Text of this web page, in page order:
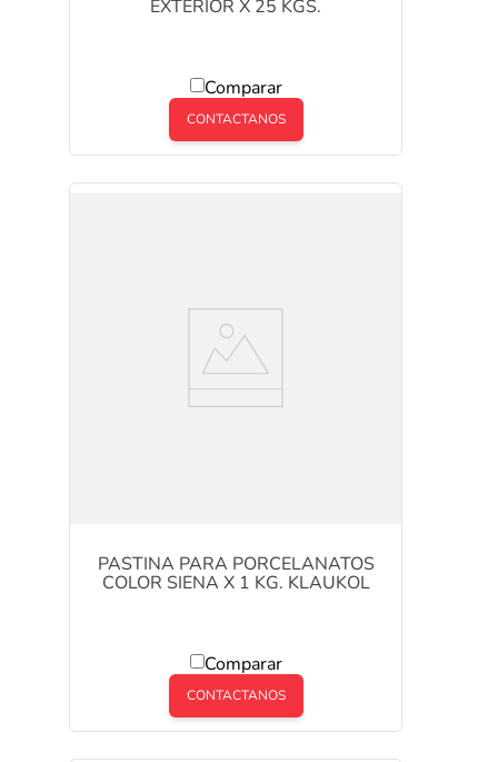
EXTERIOR X 25 KGS.
Comparar
CONTACTANOS
PASTINA PARA PORCELANATOS
COLOR SIENA X 1 KG. KLAUKOL
Comparar
CONTACTANOS